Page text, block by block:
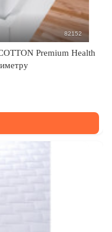
82152
Premium Health